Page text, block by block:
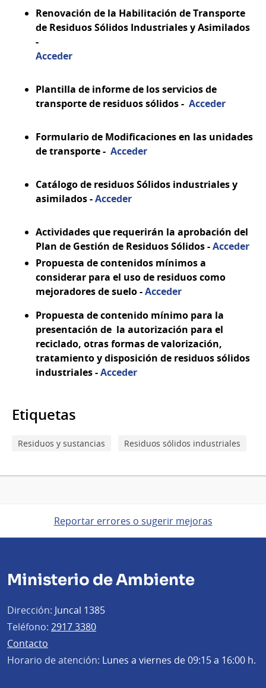
Renovación de la Habilitación de Transporte
de Residuos Sólidos Industriales y Asimilados
-
Acceder
Plantilla de informe de los servicios de
transporte de residuos sólidos - Acceder
Formulario de Modificaciones en las unidades
de transporte - Acceder
Catálogo de residuos Sólidos industriales y
asimilados -Acceder
Actividades que requerirán la aprobación del
Plan de Gestión de Residuos Sólidos -Acceder
Propuesta de contenidos mínimos a
considerar para el uso de residuos como
mejoradores de suelo -Acceder
Propuesta de contenido mínimo para la
presentación de la autorización para el
reciclado, otras formas de valorización,
tratamiento y disposición de residuos sólidos
industriales -Acceder
Etiquetas
Residuos y sustancias Residuos sólidos industriales
Reportar errores o sugerir mejoras
Ministerio de Ambiente
Dirección: Juncal 1385
Teléfono: 2917 3380
Contacto
Horario de atención: Lunes a viernes de 09:15 a 16:00 h.